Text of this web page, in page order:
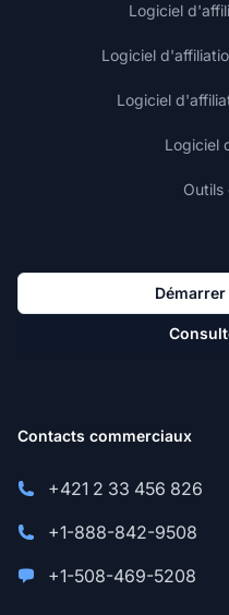
Logiciel
Logiciel
Logiciel
Logiciel
Contacts commerciaux
+421 2 33 456 826
+1-888-842-9508
+1-508-469-5208